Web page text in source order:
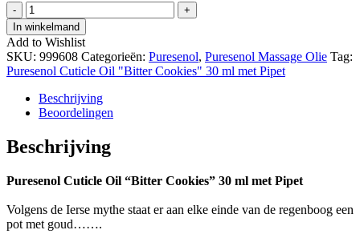
-
Puresenol
Cuticle
Oil
"Bitter
Cookies"
30
ml
met
Pipet
hoeveelheid
+
In winkelmand
Add to Wishlist
SKU: 999608 Categorieën: Puresenol, Puresenol Massage Olie Tag:
Puresenol Cuticle Oil "Bitter Cookies" 30 ml met Pipet
Beschrijving
Beoordelingen
Beschrijving
Puresenol Cuticle Oil “Bitter Cookies” 30 ml met Pipet
Volgens de Ierse mythe staat er aan elke einde van de regenboog een
pot met goud…….